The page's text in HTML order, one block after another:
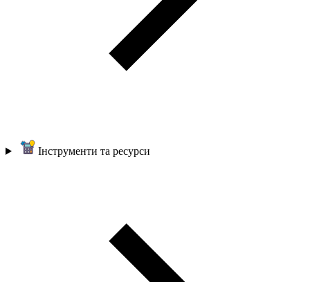
Інструменти та ресурси